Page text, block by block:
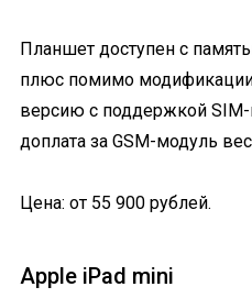
Планшет доступен с
плюс помимо
версию с поддержкой
доплата за GSM-модуль
Цена: от 55 900 рублей.
Apple iPad mini